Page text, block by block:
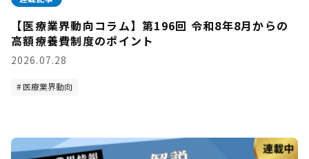
【医療業界動向コラム】第196回 令和8年8月からの
高額療養費制度のポイント
2026.07.28
医療業界動向